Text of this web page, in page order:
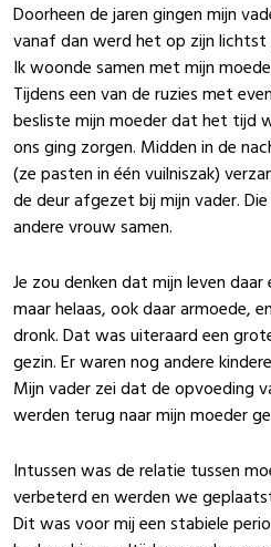
Doorheen de jaren gingen mijn
vanaf dan werd het op zijn lichtst
Ik woonde samen met mijn
Tijdens een van de ruzies met
besliste mijn moeder dat het tijd
ons ging zorgen. Midden in de
(ze pasten in één vuilniszak)
de deur afgezet bij mijn vader.
andere vrouw samen.
Je zou denken dat mijn leven
maar helaas, ook daar armoede,
dronk. Dat was uiteraard een
gezin. Er waren nog andere
Mijn vader zei dat de opvoeding
werden terug naar mijn moeder
Intussen was de relatie tussen
verbeterd en werden we
Dit was voor mij een stabiele